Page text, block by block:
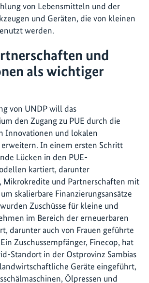
von Lebensmitteln und der
und Geräten, die von kleinen
werden.
und
als wichtiger
von UNDP will das
den Zugang zu PUE durch die
Innovationen und lokalen
In einem ersten Schritt
Lücken in den PUE-
kartiert, darunter
Mikrokredite und Partnerschaften mit
skalierbare Finanzierungsansätze
Zuschüsse für kleine und
im Bereich der erneuerbaren
darunter auch von Frauen geführte
Zuschussempfänger, Finecop, hat
Standort in der Ostprovinz Sambias
Geräte eingeführt,
Ölpressen und